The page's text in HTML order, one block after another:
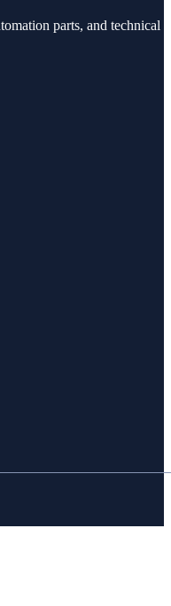
parts, and technical